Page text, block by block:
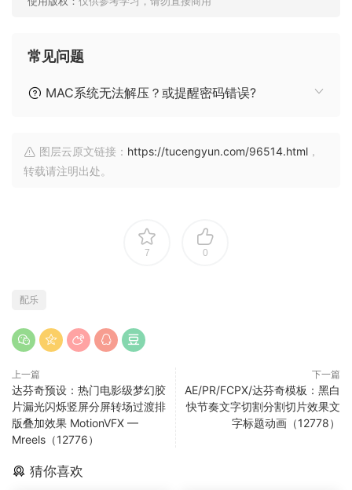
常见问题
MAC系统无法解压？或提醒密码错误?
图层云原文链接： https://tucengyun.com/96514.html ，
转载请注明出处。
7 0
配乐
上一篇
达芬奇预设：热门电影级梦幻胶
片漏光闪烁竖屏分屏转场过渡排
版叠加效果 MotionVFX —
Mreels（12776）
下一篇
AE/PR/FCPX/达芬奇模板：黑白
快节奏文字切割分割切片效果文
字标题动画（12778）
猜你喜欢